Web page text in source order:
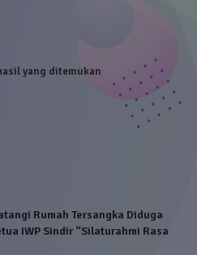
yang ditemukan
Rumah Tersangka Diduga
IWP Sindir “Silaturahmi Rasa